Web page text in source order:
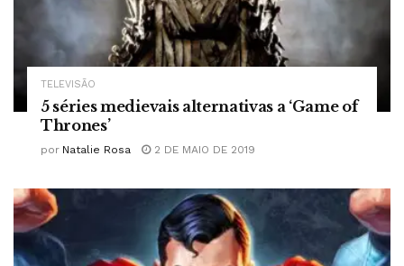
TELEVISÃO
5 séries medievais alternativas a ‘Game of
Thrones’
por Natalie Rosa 2 DE MAIO DE 2019